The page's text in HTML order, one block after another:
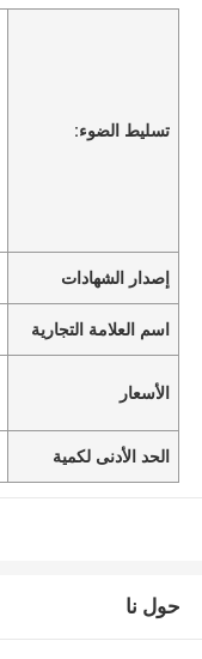
تسليط الضوء:
إصدار الشهادات
اسم العلامة التجارية
الأسعار
الحد الأدنى لكمية
حول نا